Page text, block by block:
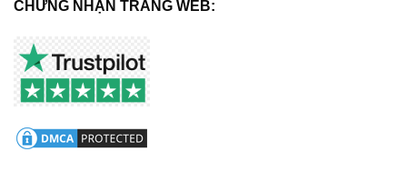
CHỨNG NHẬN TRANG WEB: